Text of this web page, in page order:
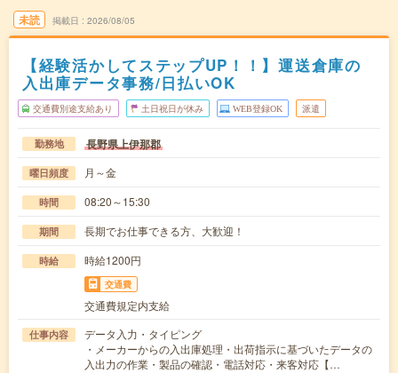
未読 掲載日 2026/08/05
【経験活かしてステップUP！！】運送倉庫の
入出庫データ事務/日払いOK
交通費別途支給あり 土日祝日が休み WEB登録OK 派遣
勤務地 長野県上伊那郡
曜日頻度 月～金
時間 08:20～15:30
期間 長期でお仕事できる方、大歓迎！
時給 時給1200円
交通費
交通費規定内支給
仕事内容
データ入力・タイピング
・メーカーからの入出庫処理・出荷指示に基づいたデータの
入出力の作業・製品の確認・電話対応・来客対応【…